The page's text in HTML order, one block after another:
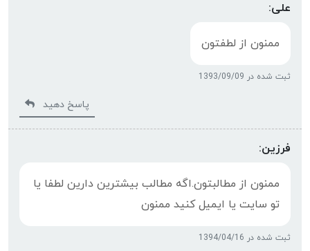
علی:
ممنون از لطفتون
ثبت شده در 1393/09/09
پاسخ دهید
فرزین:
ممنون از مطالبتون.اگه مطالب بیشترین دارین لطفا یا
تو سایت یا ایمیل کنید ممنون
ثبت شده در 1394/04/16